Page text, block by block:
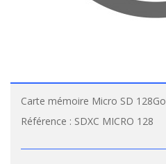
Carte mémoire Micro SD 128Go
Référence : SDXC MICRO 128